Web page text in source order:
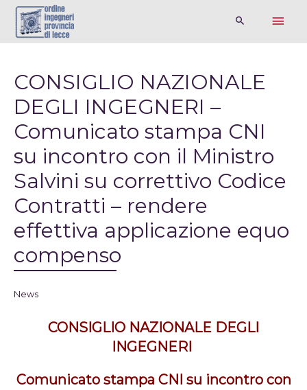
CONSIGLIO NAZIONALE
DEGLI INGEGNERI –
Comunicato stampa CNI
su incontro con il Ministro
Salvini su correttivo Codice
Contratti – rendere
effettiva applicazione equo
compenso
News
CONSIGLIO NAZIONALE DEGLI
INGEGNERI
Comunicato stampa CNI su incontro con